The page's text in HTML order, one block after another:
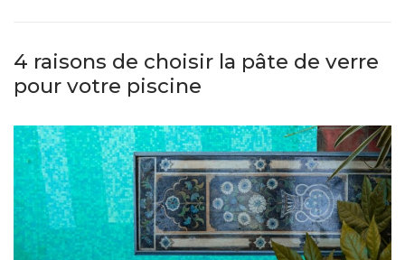
4 raisons de choisir la pâte de verre
pour votre piscine